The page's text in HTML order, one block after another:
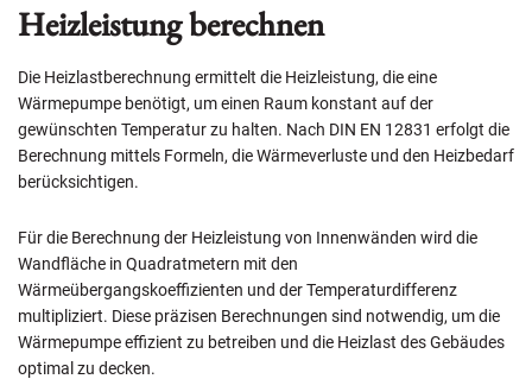
Heizleistung berechnen
Die Heizlastberechnung ermittelt die Heizleistung, die eine
Wärmepumpe benötigt, um einen Raum konstant auf der
gewünschten Temperatur zu halten. Nach DIN EN 12831 erfolgt die
Berechnung mittels Formeln, die Wärmeverluste und den Heizbedarf
berücksichtigen.
Für die Berechnung der Heizleistung von Innenwänden wird die
Wandfläche in Quadratmetern mit den
Wärmeübergangskoeffizienten und der Temperaturdifferenz
multipliziert. Diese präzisen Berechnungen sind notwendig, um die
Wärmepumpe effizient zu betreiben und die Heizlast des Gebäudes
optimal zu decken.